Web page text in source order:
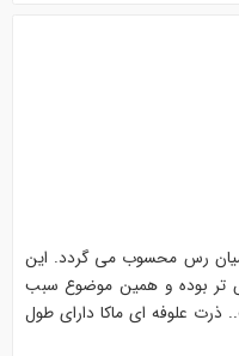
580 بوده و رقمی میان رس محسوب می گردد. این
704 رقمی زودرس تر بوده و همین موضوع سبب
علوفه ای ماکا دارای طول